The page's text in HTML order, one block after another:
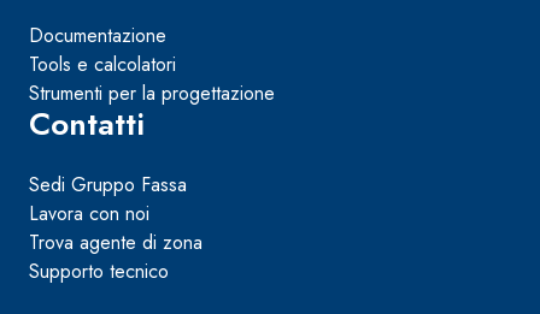
Documentazione
Tools e calcolatori
Strumenti per la progettazione
Contatti
Sedi Gruppo Fassa
Lavora con noi
Trova agente di zona
Supporto tecnico